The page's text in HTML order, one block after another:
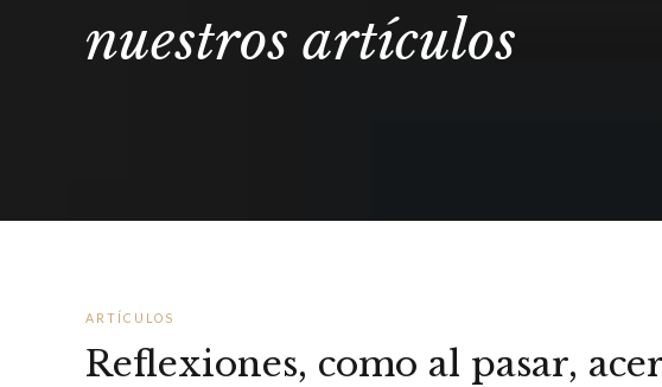
nuestros artículos
ARTÍCULOS
Reflexiones, como al pasar,